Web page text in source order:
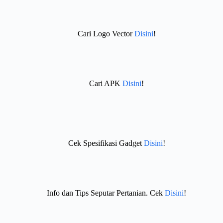
Cari Logo VectorDisini!
Cari APK Disini!
Cek Spesifikasi GadgetDisini!
Info dan Tips Seputar Pertanian. Cek Disini!